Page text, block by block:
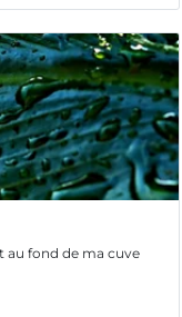
au fond de ma cuve